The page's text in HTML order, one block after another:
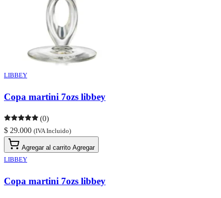
LIBBEY
Copa martini 7ozs libbey
(0)
$ 29.000 (IVA Incluido)
Agregar al carrito Agregar
LIBBEY
Copa martini 7ozs libbey